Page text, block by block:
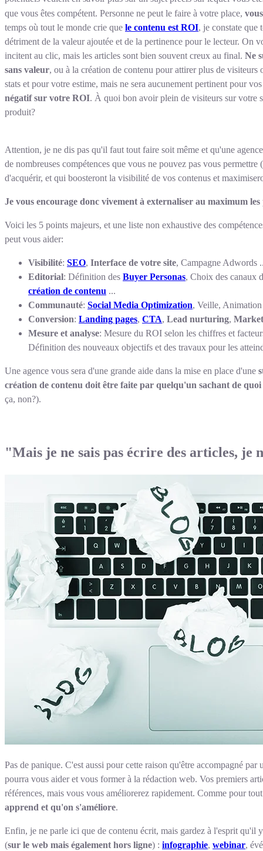
que vous êtes compétent. Personne ne peut le faire à votre place,
temps où tout le monde crie que le contenu est ROI, je constate que
détriment de la valeur ajoutée et de la pertinence pour le lecteur. On
incitent au clic, mais les articles sont bien souvent creux au final. Ne
sans valeur, ou à la création de contenu pour attirer plus de visiteurs
stats et pour votre estime, mais ne sera aucunement pertinent pour
négatif sur votre ROI. À quoi bon avoir plein de visiteurs sur votre
produit?
Attention, je ne dis pas qu'il faut tout faire soit même et qu'une
de nombreuses compétences que vous ne pouvez pas vous
d'acquérir, et qui boosteront la visibilité de vos contenus et
Je vous encourage donc vivement à externaliser au maximum
Voici les 5 points majeurs, et une liste non exhaustive des
peut vous aider:
Visibilité: SEO, Interface de votre site, Campagne Adwords
Editorial: Définition des Buyer Personas, Choix des canaux
création de contenu ...
Communauté: Social Media Optimization, Veille,
Conversion: Landing pages, CTA, Lead nurturing,
Mesure et analyse: Mesure du ROI selon les chiffres et
Définition des nouveaux objectifs et des travaux pour les
Une agence vous sera d'une grande aide dans la mise en place d'une
création de contenu doit être faite par quelqu'un sachant de
ça, non?).
"Mais je ne sais pas écrire des articles,
Pas de panique. C'est aussi pour cette raison qu'être accompagné par
pourra vous aider et vous former à la rédaction web. Vos premiers
références, mais vous vous améliorerez rapidement. Comme pour
apprend et qu'on s'améliore.
Enfin, je ne parle ici que de contenu écrit, mais gardez à l'esprit qu'il
(sur le web mais également hors ligne) : infographie, webinar,